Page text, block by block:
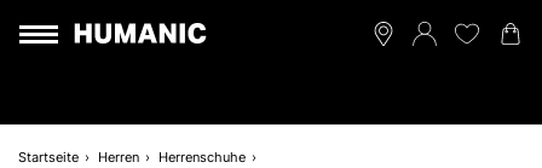
Startseite Herren
Herrenschuhe